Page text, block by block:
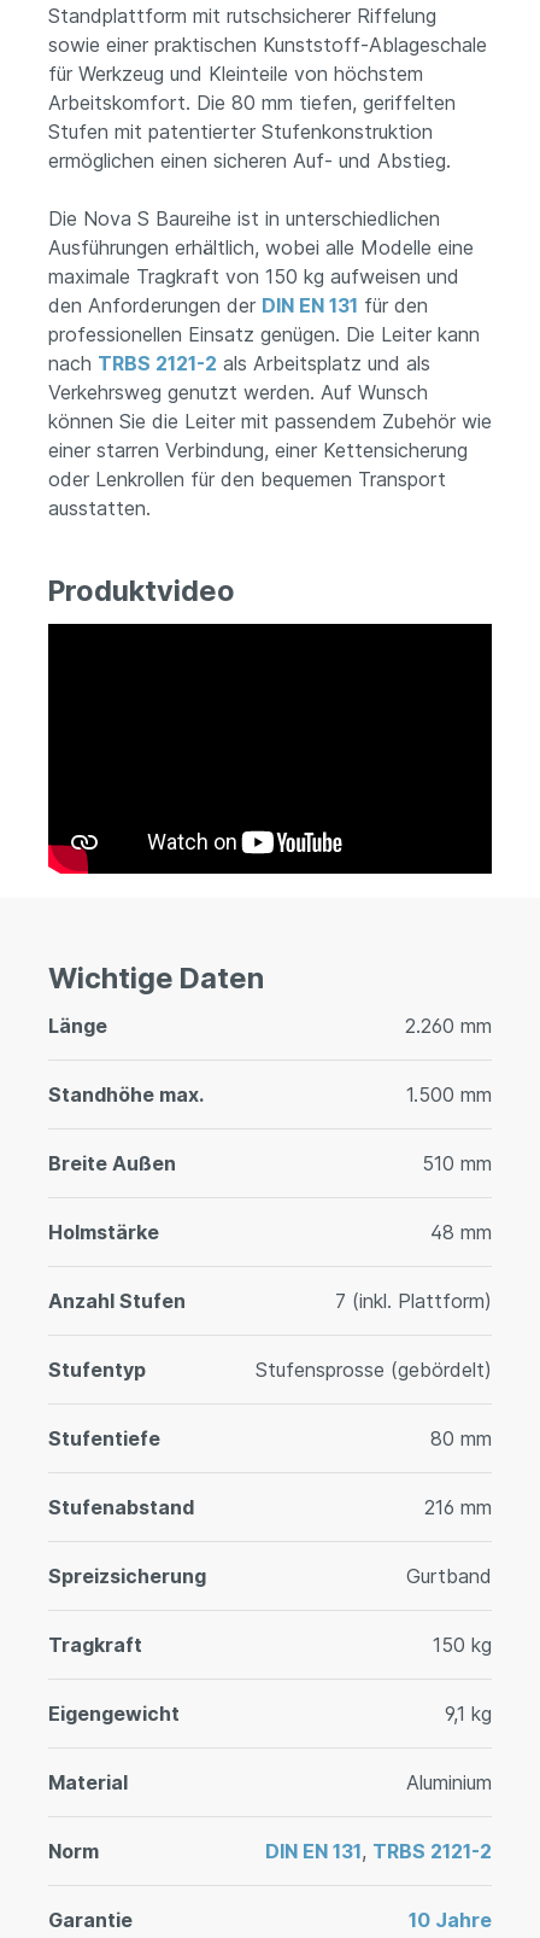
Standplattform mit rutschsicherer Riffelung
sowie einer praktischen Kunststoff-Ablageschale
für Werkzeug und Kleinteile von höchstem
Arbeitskomfort. Die 80 mm tiefen, geriffelten
Stufen mit patentierter Stufenkonstruktion
ermöglichen einen sicheren Auf- und Abstieg.
Die Nova S Baureihe ist in unterschiedlichen
Ausführungen erhältlich, wobei alle Modelle eine
maximale Tragkraft von 150 kg aufweisen und
den Anforderungen der DIN EN 131 für den
professionellen Einsatz genügen. Die Leiter kann
nach TRBS 2121-2 als Arbeitsplatz und als
Verkehrsweg genutzt werden. Auf Wunsch
können Sie die Leiter mit passendem Zubehör wie
einer starren Verbindung, einer Kettensicherung
oder Lenkrollen für den bequemen Transport
ausstatten.
Produktvideo
Wichtige Daten
Länge 2.260 mm
Standhöhe max. 1.500 mm
Breite Außen 510 mm
Holmstärke 48 mm
Anzahl Stufen 7 (inkl. Plattform)
Stufentyp Stufensprosse (gebördelt)
Stufentiefe 80 mm
Stufenabstand 216 mm
Spreizsicherung Gurtband
Tragkraft 150 kg
Eigengewicht 9,1 kg
Material Aluminium
Norm DIN EN 131, TRBS 2121-2
Garantie 10 Jahre